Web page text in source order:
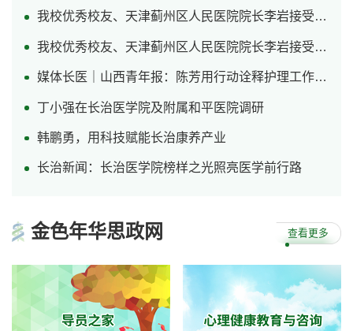
附属和平医院
附属惠丰医院
大片良田闲置，农户随之进入农闲时段，成为制约乡村群众增
收的短板。作为一名从农村走出来的农业科研工作者，...
我校优秀校友、天津蓟州区人民医院院长李岩接受央视采访（二）
我校优秀校友、天津蓟州区人民医院院长李岩接受央视采访（一）
媒体长医｜山西青年报：陈芳用行动诠释护理工作者的使命与担当
丁小强在长治医学院及附属和平医院调研
韩鹏勇，用科技赋能长治康养产业
长治新闻：长治医学院榜样之光照亮医学前行路
金色年华思政网 查看更多